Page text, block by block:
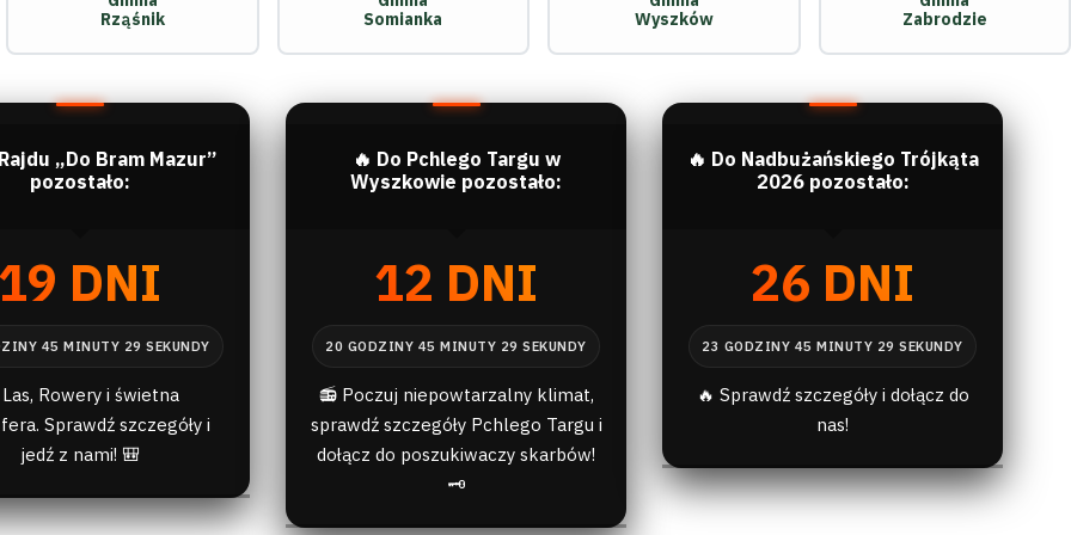
Rząśnik
Somianka
Wyszków
Zabrodzie
„Do Bram Mazur”
pozostało:
DNI
Rowery i świetna
Sprawdź szczegóły i
jedź z nami! 🎒
🔥 Do Pchlego Targu w
Wyszkowie pozostało:
12 DNI
📻 Poczuj niepowtarzalny klimat,
sprawdź szczegóły Pchlego Targu i
dołącz do poszukiwaczy skarbów!
🗝️
🔥 Do Nadbużańskiego Trójkąta
2026 pozostało:
26 DNI
🔥 Sprawdź szczegóły i dołącz do
nas!